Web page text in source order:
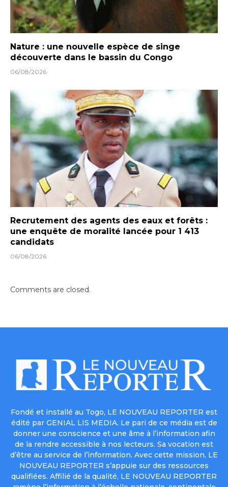
Nature : une nouvelle espèce de singe
découverte dans le bassin du Congo
06/08/2026
Recrutement des agents des eaux et forêts :
une enquête de moralité lancée pour 1 413
candidats
06/08/2026
Comments are closed.
Fondé et installé au Togo, LE NOUVEAU REPORTER est
édité par GENIAL LIS MEDIA. Le pari de ce média est de
donner une conscience et une âme à l’information afin
de la rendre accessible à nos lecteurs. Sa vocation est
d’être au service de l’information. Avec cette mission, LE
NOUVEAU REPORTER s’appuie sur des ressources
qualifiées. Affilié de la qualité, LE NOUVEAU REPORTER